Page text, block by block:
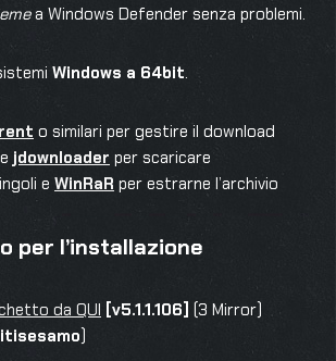
a Windows Defender senza problemi.
Windows a 64bit.
o similari per gestire il download
jdownloader per scaricare
e WinRaR per estrarne l’archivio
per l’installazione
da QUI [v5.1.1.106] (3 Mirror)
)